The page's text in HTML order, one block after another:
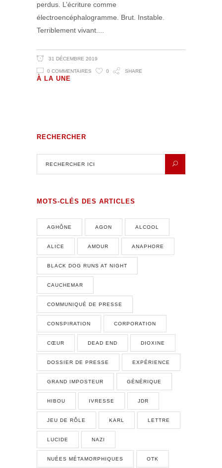
perdus. L’écriture comme
électroencéphalogramme. Brut. Instable.
Terriblement vivant.
31 DÉCEMBRE 2019
0 COMMENTAIRES 0 SHARE
À LA UNE
Volutes Paradis sous Amnésie
RECHERCHER
MOTS-CLÉS DES ARTICLES
AGHÔNE AGON ALCOOL
ALICE AMOUR ANAPHORE
BLACK DOG RUNS AT NIGHT
CAUCHEMAR
COMMUNIQUÉ DE PRESSE
CONSPIRATION CORPORATION
CŒUR DEAD END DIOXINE
DOSSIER DE PRESSE EXPÉRIENCE
GRAND IMPOSTEUR GÉNÉRIQUE
HIBOU IVRESSE JDR
JEU DE RÔLE KARL LETTRE
LUCIDE NAZI
NUÉES MÉTAMORPHIQUES OTK